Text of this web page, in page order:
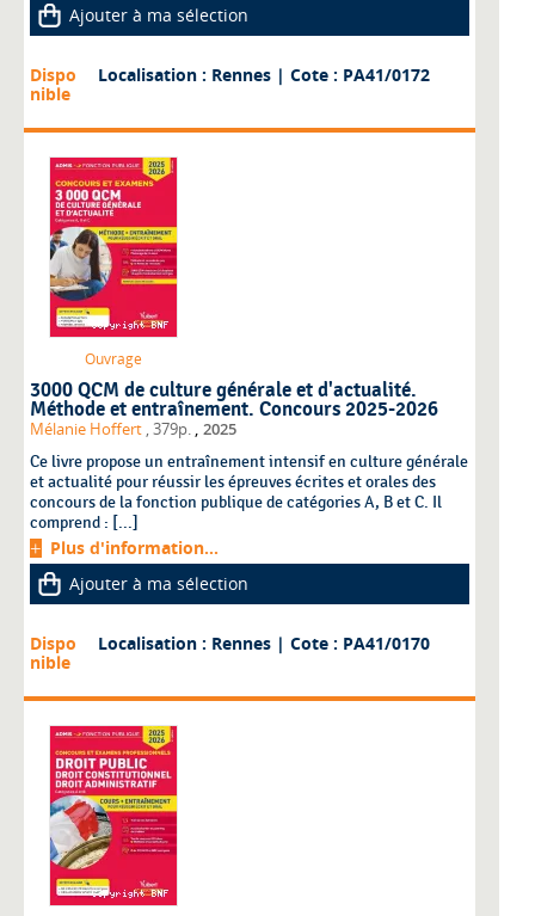
Ajouter à ma sélection
Dispo
nible
Localisation : Rennes | Cote : PA41/0172
Ouvrage
3000 QCM de culture générale et d'actualité.
Méthode et entraînement. Concours 2025-2026
Mélanie Hoffert , 379p. , 2025
Ce livre propose un entraînement intensif en culture générale
et actualité pour réussir les épreuves écrites et orales des
concours de la fonction publique de catégories A, B et C. Il
comprend : [...]
Plus d'information...
Ajouter à ma sélection
Dispo
nible
Localisation : Rennes | Cote : PA41/0170